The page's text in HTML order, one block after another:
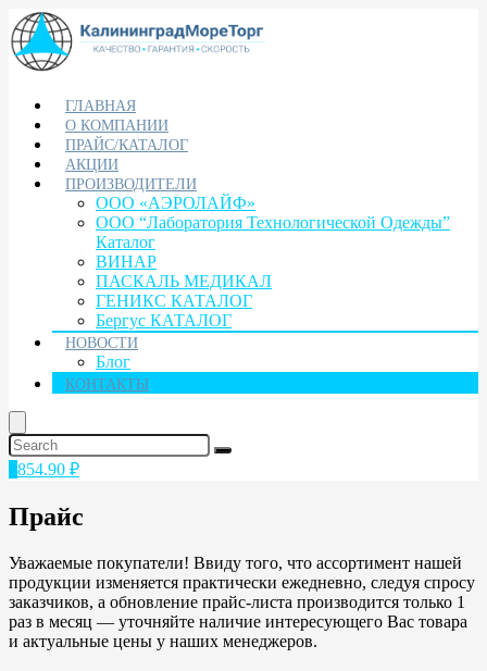
ГЛАВНАЯ
О КОМПАНИИ
ПРАЙС/КАТАЛОГ
АКЦИИ
ПРОИЗВОДИТЕЛИ
ООО «АЭРОЛАЙФ»
ООО “Лаборатория Технологической Одежды”
Каталог
ВИНАР
ПАСКАЛЬ МЕДИКАЛ
ГЕНИКС КАТАЛОГ
Бергус КАТАЛОГ
НОВОСТИ
Блог
КОНТАКТЫ
854.90 ₽
Прайс
Уважаемые покупатели! Ввиду того, что ассортимент нашей
продукции изменяется практически ежедневно, следуя спросу
заказчиков, а обновление прайс-листа производится только 1
раз в месяц — уточняйте наличие интересующего Вас товара
и актуальные цены у наших менеджеров.